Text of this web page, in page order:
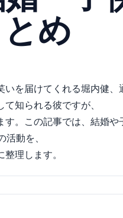
め
を届けてくれる堀内健、
知られる彼ですが、
。この記事では、結婚や
動を、
理します。